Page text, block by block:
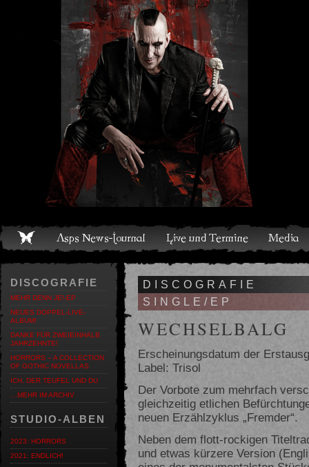
Live und Termine Media Shop Band Discografie
DISCOGRAFIE
MEHR DENN JE!-EP
NEUES DOPPEL-LIVE-
ALBUM!
DANKE FÜR ZWEIEINHALB
JAHRZEHNTE!
HORRORS – A COLLECTION
OF GOTHIC NOVELLAS
ICH, DER TEUFEL UND DU
…MEHR IM ARCHIV
STUDIO-ALBEN
2023: HORRORS
2021: ENDLICH!
DISCOGRAFIE
SINGLE/EP
WECHSELBALG
Erscheinungsdatum der
Label: Trisol
Der Vorbote zum mehrfach
gleichzeitig etlichen
neuen Erzählzyklus „Fremder“.
Neben dem flott-rockigen
und etwas kürzere Version